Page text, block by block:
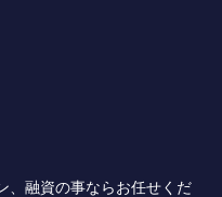
、融資の事ならお任せくだ